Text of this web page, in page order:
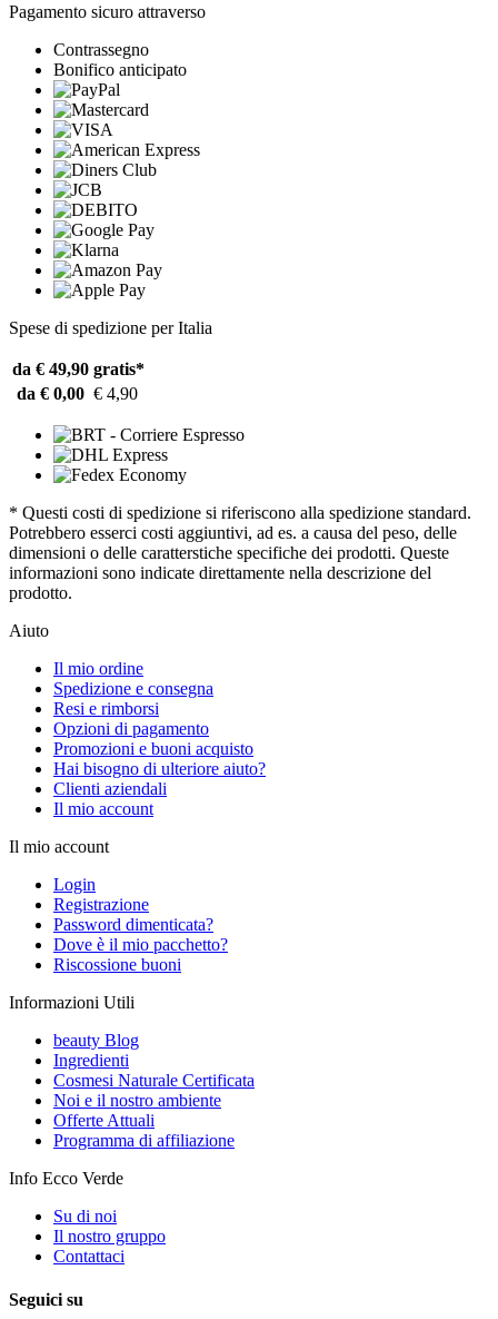
Pagamento sicuro attraverso
Contrassegno
Bonifico anticipato
Spese di spedizione per Italia
da € 49,90 gratis*
da € 0,00 € 4,90
* Questi costi di spedizione si riferiscono alla spedizione standard.
Potrebbero esserci costi aggiuntivi, ad es. a causa del peso, delle
dimensioni o delle caratterstiche specifiche dei prodotti. Queste
informazioni sono indicate direttamente nella descrizione del
prodotto.
Aiuto
Il mio ordine
Spedizione e consegna
Resi e rimborsi
Opzioni di pagamento
Promozioni e buoni acquisto
Hai bisogno di ulteriore aiuto?
Clienti aziendali
Il mio account
Il mio account
Login
Registrazione
Password dimenticata?
Dove è il mio pacchetto?
Riscossione buoni
Informazioni Utili
beauty Blog
Ingredienti
Cosmesi Naturale Certificata
Noi e il nostro ambiente
Offerte Attuali
Programma di affiliazione
Info Ecco Verde
Su di noi
Il nostro gruppo
Contattaci
Seguici su